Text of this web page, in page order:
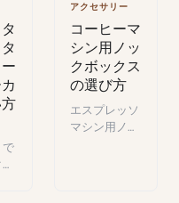
で
アクセサリー
コーヒーマ
シン用ノッ
クボックス
の選び方
エスプレッソ
マシン用ノッ